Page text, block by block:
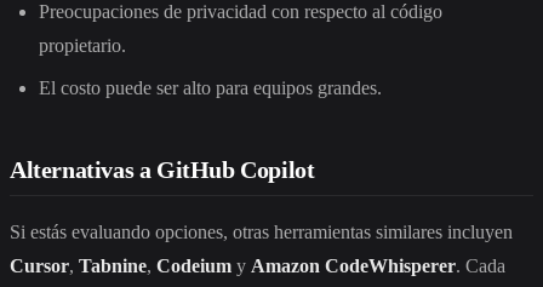
Preocupaciones de privacidad con respecto al código
propietario.
El costo puede ser alto para equipos grandes.
Alternativas a GitHub Copilot
Si estás evaluando opciones, otras herramientas similares incluyen
Cursor, Tabnine, Codeium y Amazon CodeWhisperer. Cada